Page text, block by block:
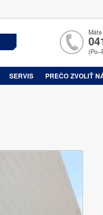
SERVIS PREČO ZVOLIŤ